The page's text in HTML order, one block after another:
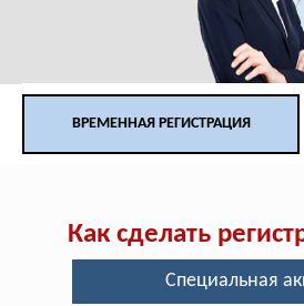
ВРЕМЕННАЯ РЕГИСТРАЦИЯ
Как сделать
Специальная